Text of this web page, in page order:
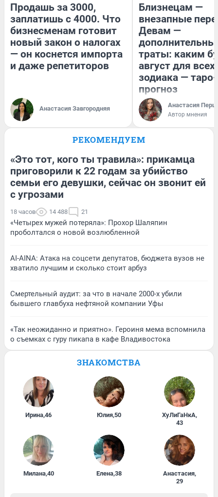
Продашь за 3000,
заплатишь с 4000. Что
бизнесменам готовит
новый закон о налогах
— он коснется импорта
и даже репетиторов
Анастасия Завгородняя
Близнецам —
внезапные
Девам —
траты: каким
август для
зодиака — таро-
прогноз
Анастасия
Автор мнения
РЕКОМЕНДУЕМ
«Это тот, кого ты травила»: прикамца
приговорили к 22 годам за убийство
семьи его девушки, сейчас он звонит ей
с угрозами
18 часов 14 488 21
«Четырех мужей потеряла»: Прохор Шаляпин
проболтался о новой возлюбленной
AI-AINA: Атака на соцсети депутатов, бюджета вузов не
хватило лучшим и сколько стоит арбуз
Смертельный аудит: за что в начале 2000-х убили
бывшего главбуха нефтяной компании Уфы
«Так неожиданно и приятно». Героиня мема вспомнила
о съемках с гуру пикапа в кафе Владивостока
ЗНАКОМСТВА
Ирина,46 Юлия,50 ХуЛиГаНкА,
43
Милана,40 Елена,38 Анастасия,
29